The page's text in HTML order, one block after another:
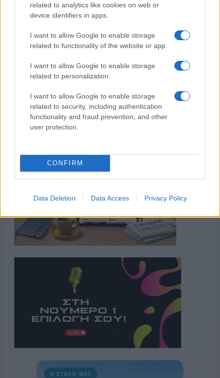
related to analytics like cookies on web or
device identifiers in apps.
I want to allow Google to enable storage
related to functionality of the website or app.
I want to allow Google to enable storage
related to personalization.
I want to allow Google to enable storage
related to security, including authentication
functionality and fraud prevention, and other
user protection.
CONFIRM
Data Deletion Data Access Privacy Policy
Η ΣΤΗΛΗ ΜΑΣ